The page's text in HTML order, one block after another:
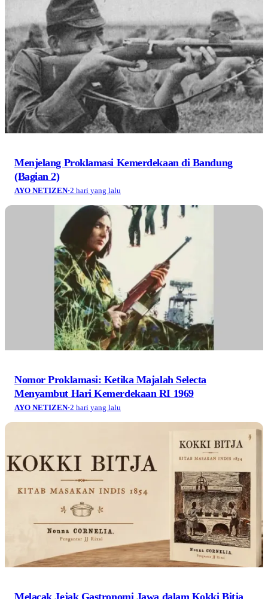
Menjelang Proklamasi Kemerdekaan di Bandung
(Bagian 2)
AYO NETIZEN·2 hari yang lalu
Nomor Proklamasi: Ketika Majalah Selecta
Menyambut Hari Kemerdekaan RI 1969
AYO NETIZEN·2 hari yang lalu